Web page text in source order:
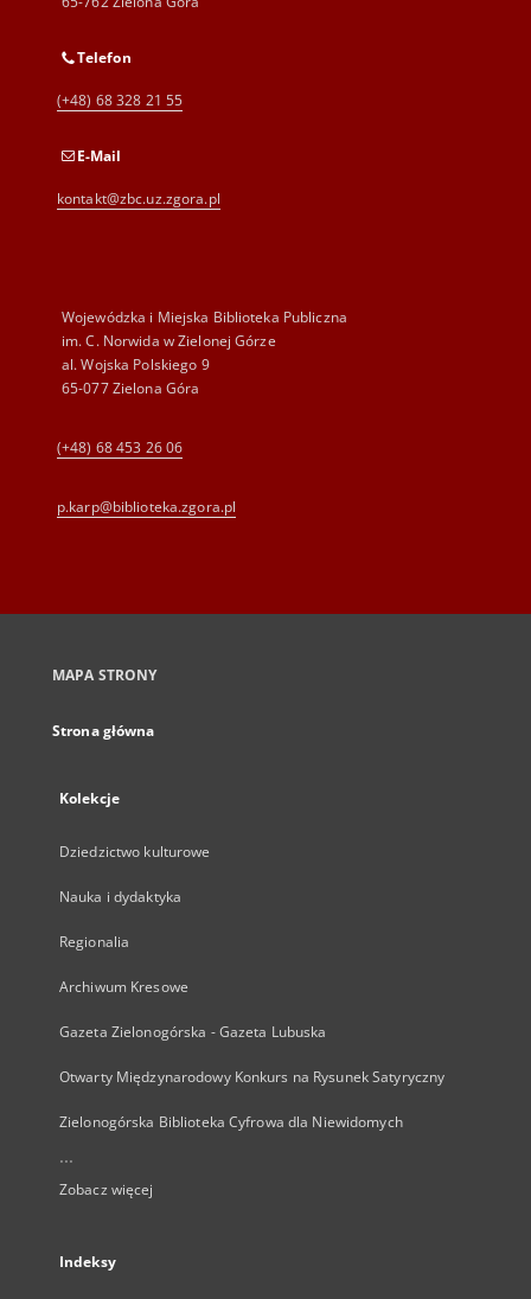
Telefon
(+48) 68 328 21 55
E-Mail
kontakt@zbc.uz.zgora.pl
Wojewódzka i Miejska Biblioteka Publiczna
im. C. Norwida w Zielonej Górze
al. Wojska Polskiego 9
65-077 Zielona Góra
(+48) 68 453 26 06
p.karp@biblioteka.zgora.pl
MAPA STRONY
Strona główna
Kolekcje
Dziedzictwo kulturowe
Nauka i dydaktyka
Regionalia
Archiwum Kresowe
Gazeta Zielonogórska - Gazeta Lubuska
Otwarty Międzynarodowy Konkurs na Rysunek Satyryczny
Zielonogórska Biblioteka Cyfrowa dla Niewidomych
...
Zobacz więcej
Indeksy